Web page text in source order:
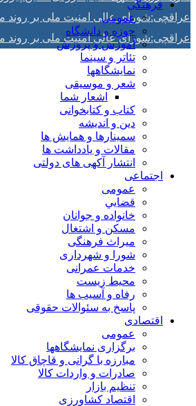
عراقچی:شورای عالی امنیت ملی بر روند
عراقچی:شورای عالی امنیت ملی بر روند
فرهنگی
عمومی
حوزه و دانشگاه
آموزش و پرورش
تئاتر و سینما
نمایشگاهها
شعر و موسیقی
اشعار شما
کتاب و کتابخوانی
دین و اندیشه
سمینارها و همایش ها
مقالات و يادداشت ها
انتشار آکهی های دولتی
اجتماعی
عمومی
قضايي
خانواده و جوانان
مسكن و اشتغال
میراث فرهنگی
شورا و شهرداری
خدمات عمرانی
محیط زیست
رفاه و آسیب ها
پاسخ به سئوالات حقوقی
اقتصادی
عمومی
برگزاری نمایشگاهها
مبارزه با گرانی و قاچاق کالا
صادرات و واردات کالا
تنظیم بازار
اقتصاد کشاورزی